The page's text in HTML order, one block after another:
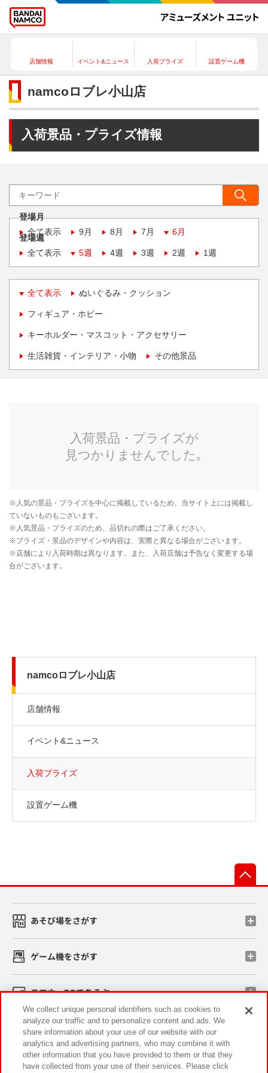
店舗情報 イベント&ニュース 入荷プライズ 設置ゲーム機
namcoロブレ小山店
入荷景品・プライズ情報
登場月
全て表示
9月 8月 7月 6月
登場週
全て表示
5週 4週 3週 2週 1週
全て表示 ぬいぐるみ・クッション
フィギュア・ホビー
キーホルダー・マスコット・アクセサリー
生活雑貨・インテリア・小物 その他景品
namcoロブレ小山店
店舗情報
イベント&ニュース
入荷プライズ
設置ゲーム機
あそび場をさがす
ゲーム機をさがす
スマホ・PCであそぶ
イベント・キャンペーン
We collect unique personal identifiers such as cookies to
analyze our traffic and to personalize content and ads. We
share information about your use of our website with our
analytics and advertising partners, who may combine it with
other information that you have provided to them or that they
have collected from your use of their services. Please click